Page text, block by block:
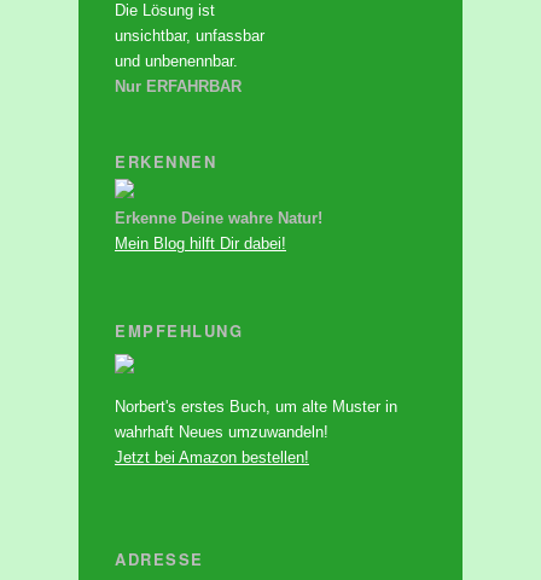
Die Lösung ist
unsichtbar, unfassbar
und unbenennbar.
Nur ERFAHRBAR
ERKENNEN
Erkenne Deine wahre Natur!
Mein Blog hilft Dir dabei!
EMPFEHLUNG
Norbert's erstes Buch, um alte Muster in
wahrhaft Neues umzuwandeln!
Jetzt bei Amazon bestellen!
ADRESSE